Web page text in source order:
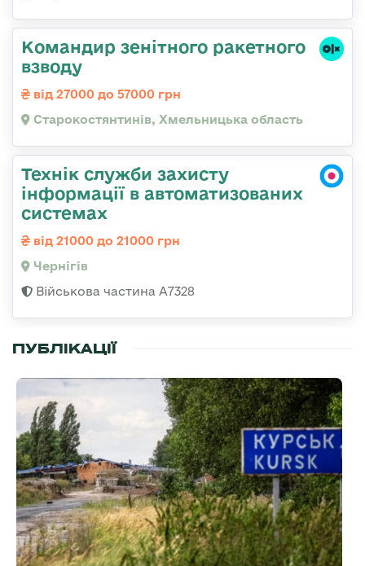
Командир зенітного ракетного
взводу
від 27000 до 57000 грн
Старокостянтинів, Хмельницька область
Технік служби захисту
інформації в автоматизованих
системах
від 21000 до 21000 грн
Чернігів
Військова частина А7328
ПУБЛІКАЦІЇ